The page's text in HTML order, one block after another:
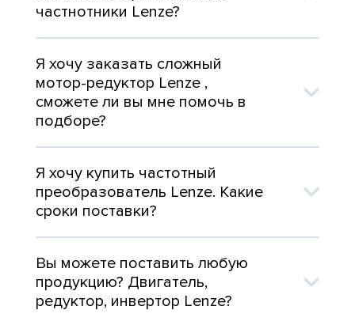
частнотники Lenze?
Я хочу заказать сложный
мотор-редуктор Lenze ,
сможете ли вы мне помочь в
подборе?
Я хочу купить частотный
преобразователь Lenze. Какие
сроки поставки?
Вы можете поставить любую
продукцию? Двигатель,
редуктор, инвертор Lenze?